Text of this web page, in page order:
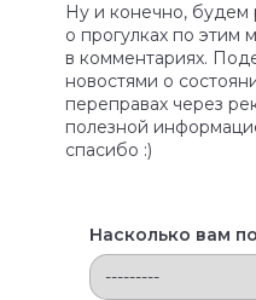
Ну и конечно, будем
о прогулках по этим
в комментариях.
новостями о
переправах через
полезной
спасибо :)
Насколько вам